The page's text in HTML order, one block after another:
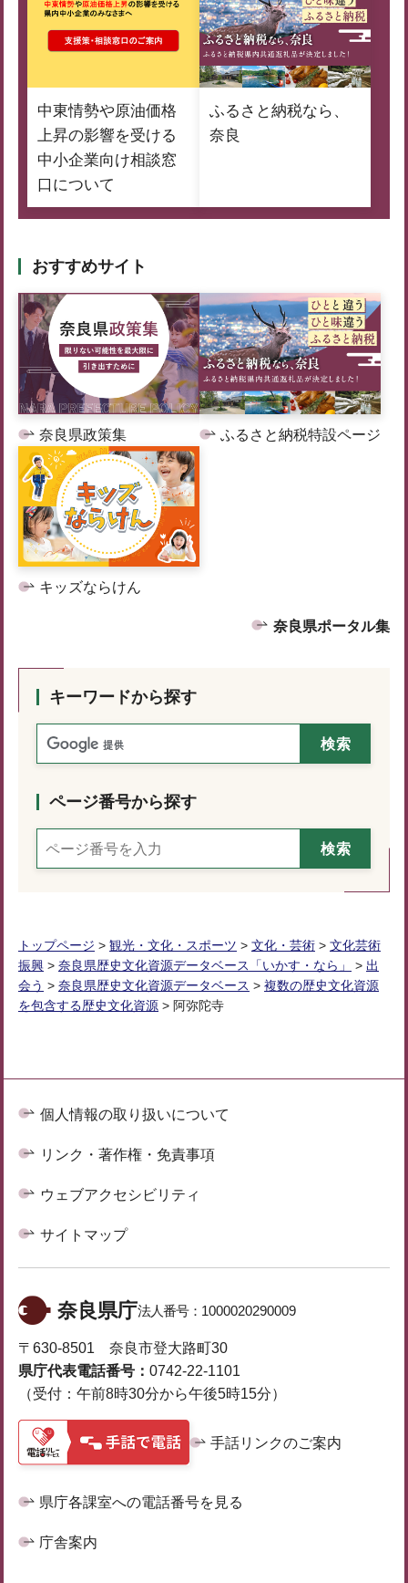
中東情勢や原油価格
上昇の影響を受ける
中小企業向け相談窓
口について
ふるさと納税なら、
奈良
おすすめサイト
奈良県政策集 ふるさと納税特設ページ
キッズならけん
奈良県ポータル集
キーワードから探す
ページ番号から探す
トップページ > 観光・文化・スポーツ > 文化・芸術 > 文化芸術
振興 > 奈良県歴史文化資源データベース「いかす・なら」 > 出
会う > 奈良県歴史文化資源データベース > 複数の歴史文化資源
を包含する歴史文化資源 > 阿弥陀寺
個人情報の取り扱いについて
リンク・著作権・免責事項
ウェブアクセシビリティ
サイトマップ
奈良県庁法人番号： 1000020290009
〒630-8501 奈良市登大路町30
県庁代表電話番号： 0742-22-1101
（受付：午前8時30分から午後5時15分）
手話リンクのご案内
県庁各課室への電話番号を見る
庁舎案内